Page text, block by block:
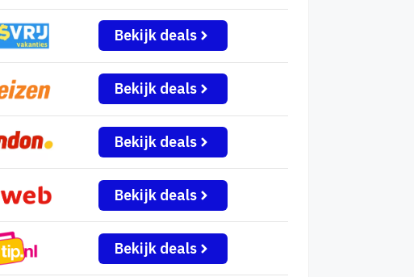
Bekijk deals
Bekijk deals
Bekijk deals
Bekijk deals
Bekijk deals